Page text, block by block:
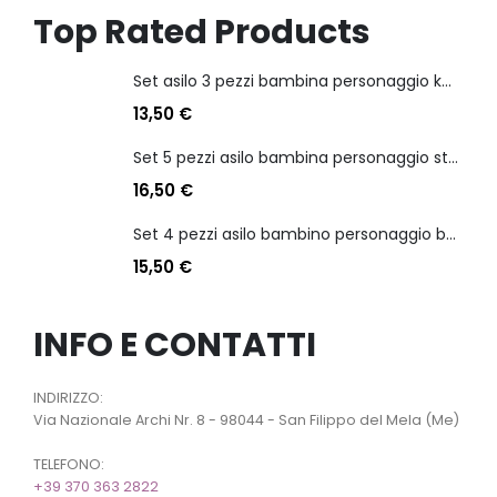
Top Rated Products
Set asilo 3 pezzi bambina personaggio kuromi
13,50 €
Set 5 pezzi asilo bambina personaggio stitch angel
16,50 €
Set 4 pezzi asilo bambino personaggio batman
15,50 €
INFO E CONTATTI
INDIRIZZO:
Via Nazionale Archi Nr. 8 - 98044 - San Filippo del Mela (Me)
TELEFONO:
+39 370 363 2822